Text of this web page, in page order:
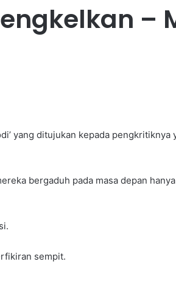
–
yang ditujukan kepada pengkritiknya
bergaduh pada masa depan
sempit.